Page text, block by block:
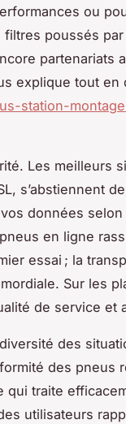
ou
filtres poussés
partenariats
explique tout en
station-
Les meilleurs
s’abstiennent
données selon
en ligne
essai ; la
Sur les
de service et
des
des pneus
traite
utilisateurs